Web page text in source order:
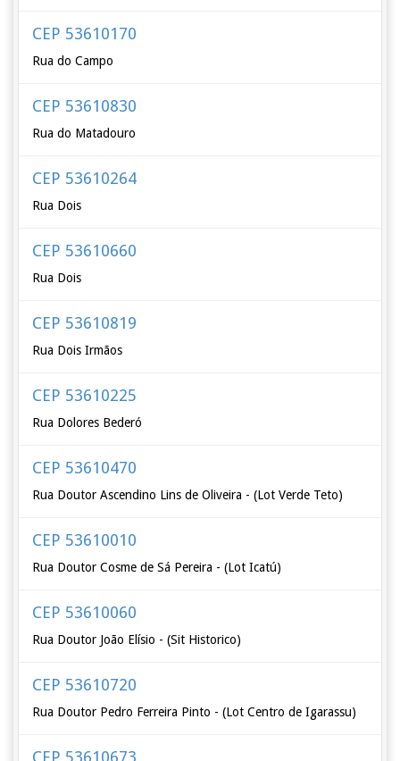
CEP 53610170
Rua do Campo
CEP 53610830
Rua do Matadouro
CEP 53610264
Rua Dois
CEP 53610660
Rua Dois
CEP 53610819
Rua Dois Irmãos
CEP 53610225
Rua Dolores Bederó
CEP 53610470
Rua Doutor Ascendino Lins de Oliveira - (Lot Verde Teto)
CEP 53610010
Rua Doutor Cosme de Sá Pereira - (Lot Icatú)
CEP 53610060
Rua Doutor João Elísio - (Sit Historico)
CEP 53610720
Rua Doutor Pedro Ferreira Pinto - (Lot Centro de Igarassu)
CEP 53610673